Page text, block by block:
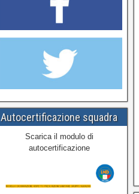
Autocertificazione squadra
Scarica il modulo di
autocertificazione